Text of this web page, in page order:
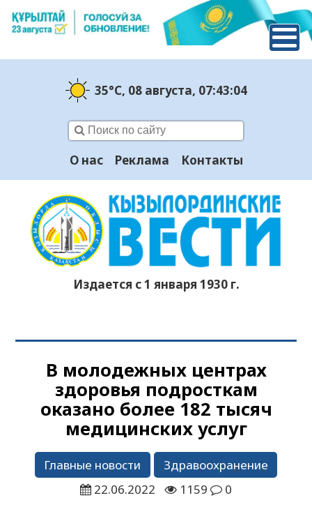
35°C, 08 августа, 07:43:05
О нас Реклама Контакты
Издается с 1 января 1930 г.
В молодежных центрах
здоровья подросткам
оказано более 182 тысяч
медицинских услуг
Главные новости
Здравоохранение
22.06.2022
1159 0